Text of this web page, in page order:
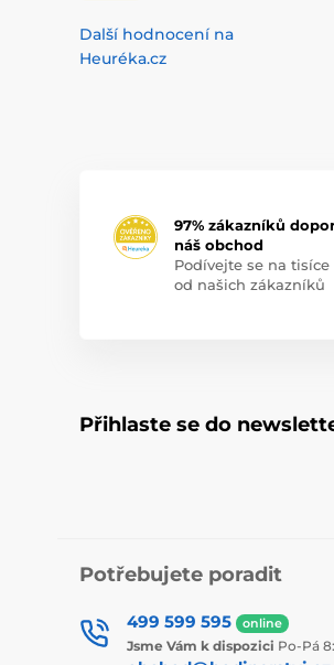
Další hodnocení na
Heuréka.cz
97% zákazníků
náš obchod
Podívejte se na tisíce
od našich zákazníků
Přihlaste se do
Potřebujete poradit
499 599 595 online
Jsme Vám k dispozici Po-Pá